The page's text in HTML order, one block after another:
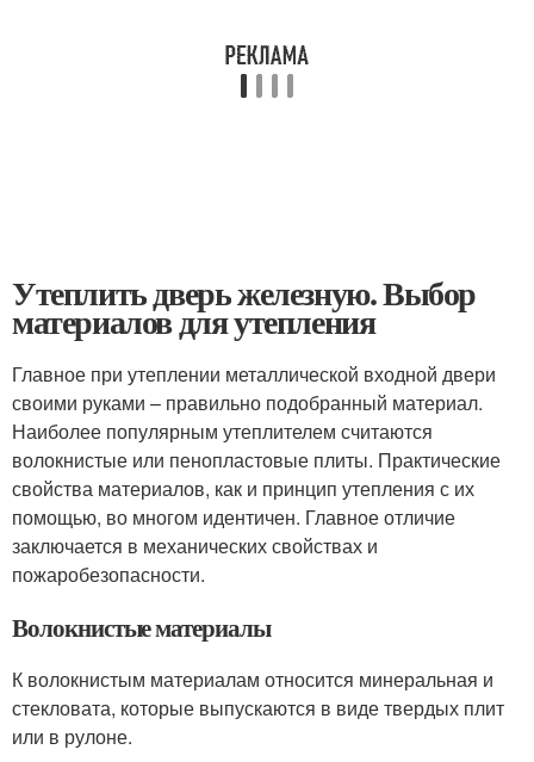
Утеплить дверь железную. Выбор
материалов для утепления
Главное при утеплении металлической входной двери
своими руками – правильно подобранный материал.
Наиболее популярным утеплителем считаются
волокнистые или пенопластовые плиты. Практические
свойства материалов, как и принцип утепления с их
помощью, во многом идентичен. Главное отличие
заключается в механических свойствах и
пожаробезопасности.
Волокнистые материалы
К волокнистым материалам относится минеральная и
стекловата, которые выпускаются в виде твердых плит
или в рулоне.